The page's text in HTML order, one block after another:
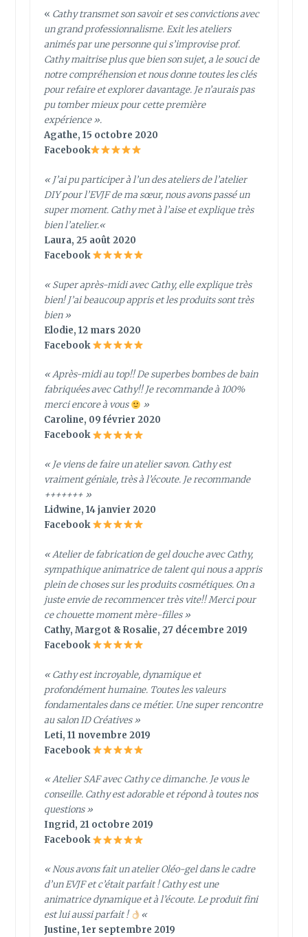
« Cathy transmet son savoir et ses convictions avec
un grand professionnalisme. Exit les ateliers
animés par une personne qui s’improvise prof.
Cathy maitrise plus que bien son sujet, a le souci de
notre compréhension et nous donne toutes les clés
pour refaire et explorer davantage. Je n’aurais pas
pu tomber mieux pour cette première
expérience ».
Agathe, 15 octobre 2020
Facebook
«J’ai pu participer à l’un des ateliers de l’atelier
DIY pour l’EVJF de ma sœur, nous avons passé un
super moment. Cathy met à l’aise et explique très
bien l’atelier.«
Laura, 25 août 2020
Facebook
« Super après-midi avec Cathy, elle explique très
bien! J’ai beaucoup appris et les produits sont très
bien »
Elodie, 12 mars 2020
Facebook
« Après-midi au top!! De superbes bombes de bain
fabriquées avec Cathy!! Je recommande à 100%
merci encore à vous
»
Caroline, 09 février 2020
Facebook
« Je viens de faire un atelier savon. Cathy est
vraiment géniale, très à l’écoute. Je recommande
+++++++ »
Lidwine, 14 janvier 2020
Facebook
« Atelier de fabrication de gel douche avec Cathy,
sympathique animatrice de talent qui nous a appris
plein de choses sur les produits cosmétiques. On a
juste envie de recommencer très vite!! Merci pour
ce chouette moment mère-filles »
Cathy, Margot & Rosalie, 27 décembre 2019
Facebook
« Cathy est incroyable, dynamique et
profondément humaine. Toutes les valeurs
fondamentales dans ce métier. Une super rencontre
au salon ID Créatives »
Leti, 11 novembre 2019
Facebook
« Atelier SAF avec Cathy ce dimanche. Je vous le
conseille. Cathy est adorable et répond à toutes nos
questions »
Ingrid, 21 octobre 2019
Facebook
« Nous avons fait un atelier Oléo-gel dans le cadre
d’un EVJF et c’était parfait ! Cathy est une
animatrice dynamique et à l’écoute. Le produit fini
est lui aussi parfait !
«
Justine, 1er septembre 2019